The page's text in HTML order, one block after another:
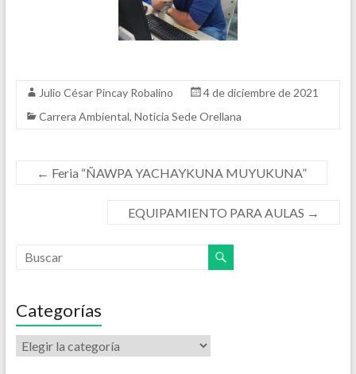
Julio César Pincay Robalino
4 de diciembre de 2021
Carrera Ambiental, Noticia Sede Orellana
← Feria “ÑAWPA YACHAYKUNA MUYUKUNA”
EQUIPAMIENTO PARA AULAS →
Categorías